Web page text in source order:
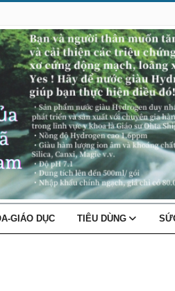
GIÁO DỤC TIÊU DÙNG